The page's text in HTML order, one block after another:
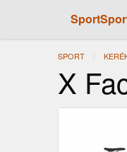
SPORT
X